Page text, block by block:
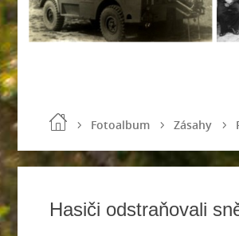
Fotoalbum Zásahy
Hasiči odstraňovali